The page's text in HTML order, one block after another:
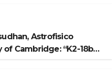
Astrofisico
of Cambridge: “K2-18b